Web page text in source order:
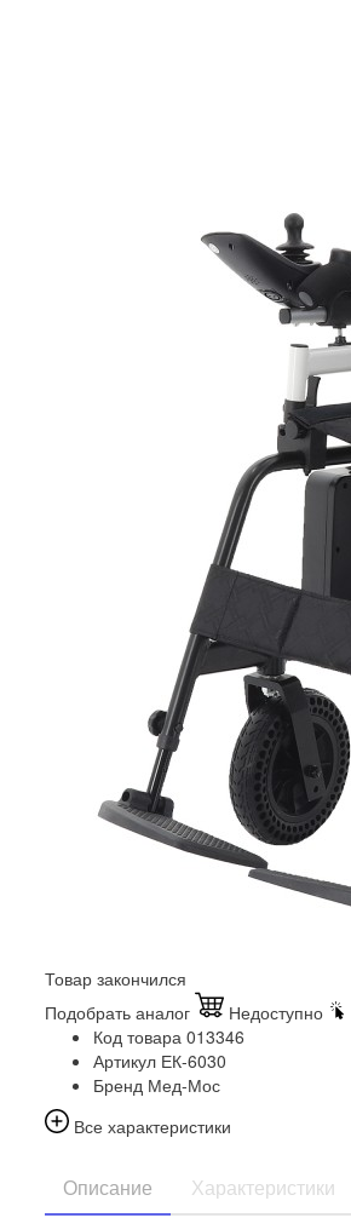
Товар закончился
Подобрать аналог
Недоступно
Код товара 013346
Артикул ЕК-6030
Бренд Мед-Мос
Все характеристики
Описание Характеристики